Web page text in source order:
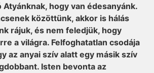
Atyánknak, hogy van édesanyánk.
közöttünk, akkor is hálás
rájuk, és nem feledjük, hogy
a világra. Felfoghatatlan csodája
az anyai szív alatt egy másik szív
Isten bevonta az